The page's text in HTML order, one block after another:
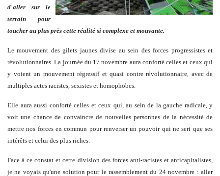
d'aller sur le
terrain pour
toucher au plus près cette réalité si complexe et mouvante.
Le mouvement des gilets jaunes divise au sein des forces progressistes et
révolutionnaires. La journée du 17 novembre aura conforté celles et ceux qui
y voient un mouvement régressif et quasi contre révolutionnaire, avec de
multiples actes racistes, sexistes et homophobes.
Elle aura aussi conforté celles et ceux qui, au sein de la gauche radicale, y
voit une chance de convaincre de nouvelles personnes de la nécessité de
mettre nos forces en commun pour renverser un pouvoir qui ne sert que ses
intérêts et celui des plus riches.
Face à ce constat et cette division des forces anti-racistes et anticapitalistes,
je ne voyais qu'une solution pour le rassemblement du 24 novembre : aller